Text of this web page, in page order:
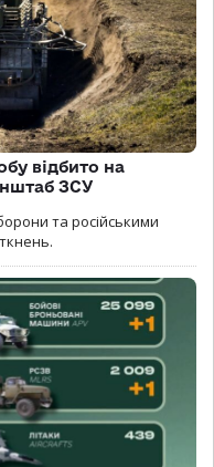
відбито на
ЗСУ
та російськими